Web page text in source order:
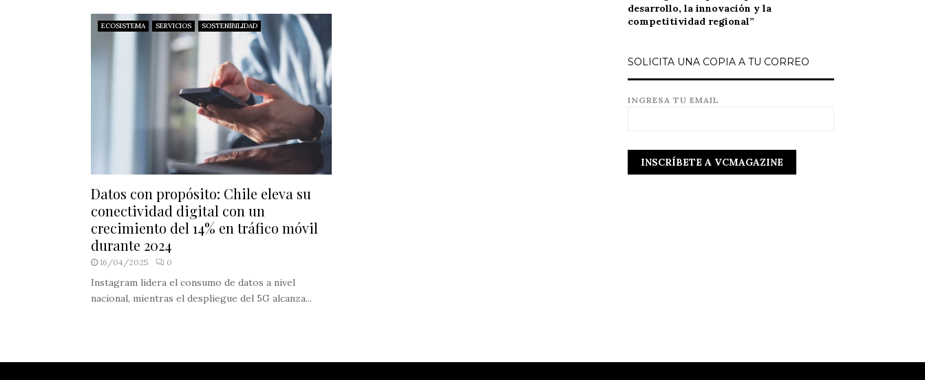
ECOSISTEMA SERVICIOS SOSTENIBILIDAD
Datos con propósito: Chile eleva su
conectividad digital con un
crecimiento del 14% en tráfico móvil
durante 2024
16/04/2025 0
Instagram lidera el consumo de datos a nivel
nacional, mientras el despliegue del 5G alcanza...
desarrollo, la innovación y la
competitividad regional”
SOLICITA UNA COPIA A TU CORREO
INGRESA TU EMAIL